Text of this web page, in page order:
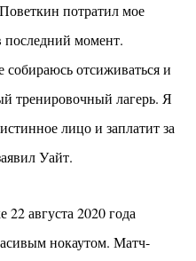
потратил мое
последний момент.
отсиживаться и
тренировочный лагерь. Я
лицо и заплатит за
Уайт.
августа 2020 года
нокаутом. Матч-